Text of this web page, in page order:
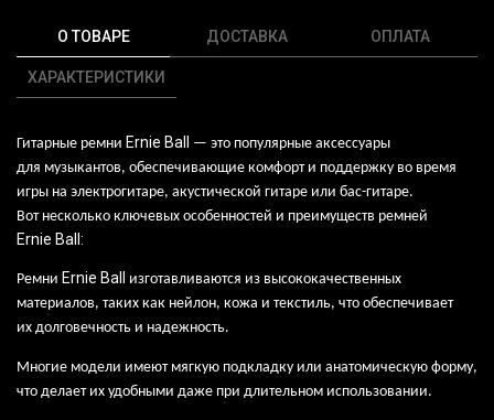
О ТОВАРЕ
ХАРАКТЕРИСТИКИ
ДОСТАВКА ОПЛАТА
Гитарные ремни Ernie Ball — это популярные аксессуары
для музыкантов, обеспечивающие комфорт и поддержку во время
игры на электрогитаре, акустической гитаре или бас-гитаре.
Вот несколько ключевых особенностей и преимуществ ремней
Ernie Ball :
Ремни Ernie Ball изготавливаются из высококачественных
материалов, таких как нейлон, кожа и текстиль, что обеспечивает
их долговечность и надежность.
Многие модели имеют мягкую подкладку или анатомическую форму,
что делает их удобными даже при длительном использовании.